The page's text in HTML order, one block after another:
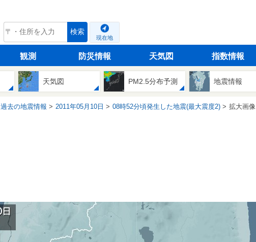
tenki.jp 検索
現在地
観測 防災情報 天気図 指数情報
天気図 PM2.5分布予測 地震情報
過去の地震情報 2011年05月10日 08時52分頃発生した地震(最大震度2) 拡大画像